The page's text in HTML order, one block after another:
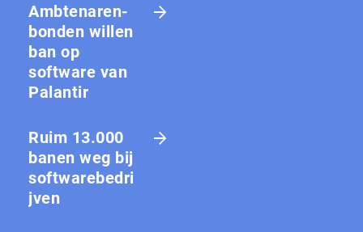
Amb­te­na­ren­
bon­den willen
ban op
software van
Palantir
Ruim 13.000
banen weg bij
softwarebedri
jven